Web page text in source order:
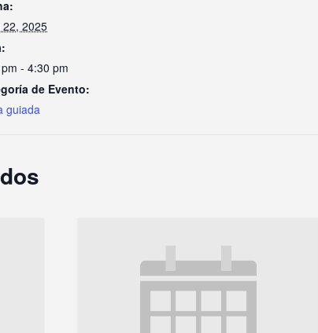
22, 2025
- 4:30 pm
de Evento:
guiada